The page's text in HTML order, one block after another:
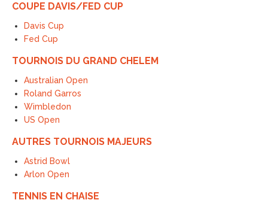
COUPE DAVIS/FED CUP
Davis Cup
Fed Cup
TOURNOIS DU GRAND CHELEM
Australian Open
Roland Garros
Wimbledon
US Open
AUTRES TOURNOIS MAJEURS
Astrid Bowl
Arlon Open
TENNIS EN CHAISE